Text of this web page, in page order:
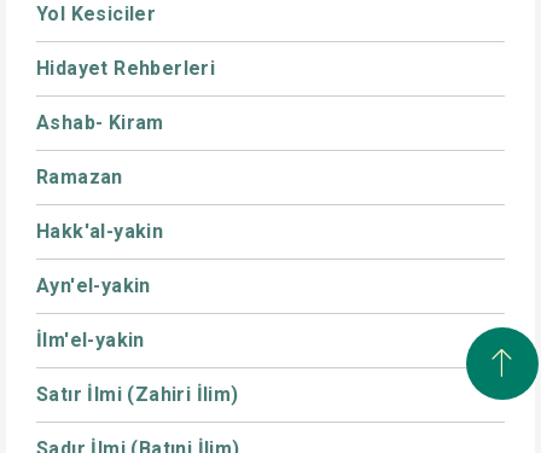
Yol Kesiciler
Hidayet Rehberleri
Ashab- Kiram
Ramazan
Hakk'al-yakin
Ayn'el-yakin
İlm'el-yakin
Satır İlmi (Zahiri İlim)